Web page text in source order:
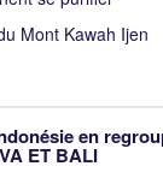
Mont Kawah Ijen
en
ET BALI